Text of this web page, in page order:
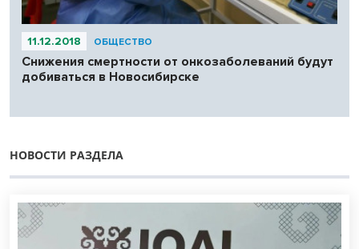
11.12.2018 ОБЩЕСТВО
Снижения смертности от онкозаболеваний будут
добиваться в Новосибирске
НОВОСТИ РАЗДЕЛА